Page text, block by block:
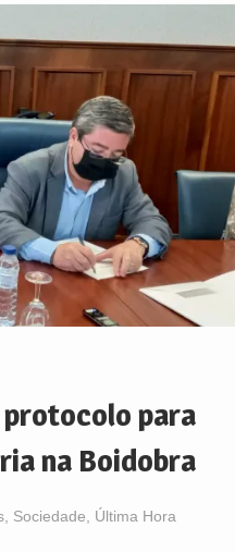
protocolo para
na Boidobra
, Sociedade, Última Hora